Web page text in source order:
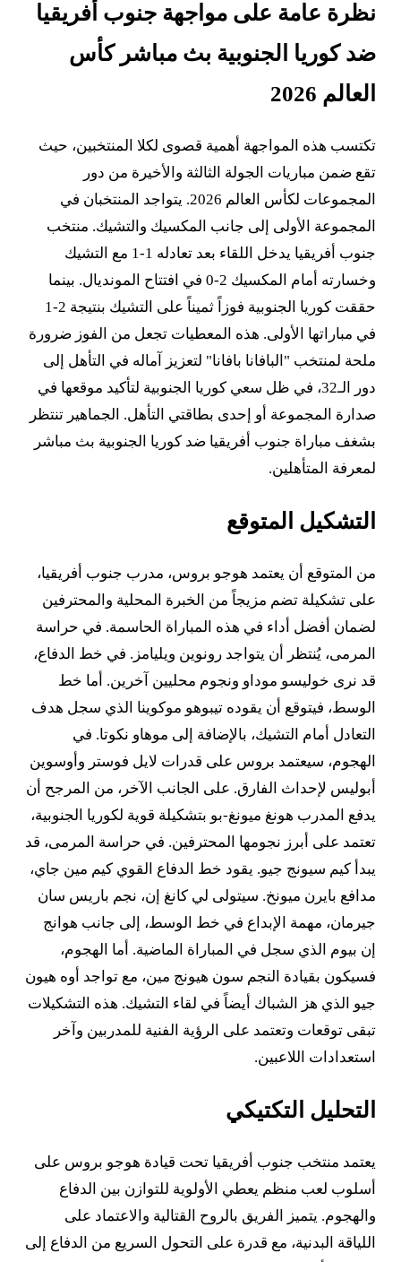
نظرة عامة على مواجهة جنوب أفريقيا
ضد كوريا الجنوبية بث مباشر كأس
العالم 2026
تكتسب هذه المواجهة أهمية قصوى لكلا المنتخبين، حيث
تقع ضمن مباريات الجولة الثالثة والأخيرة من دور
المجموعات لكأس العالم 2026. يتواجد المنتخبان في
المجموعة الأولى إلى جانب المكسيك والتشيك. منتخب
جنوب أفريقيا يدخل اللقاء بعد تعادله 1-1 مع التشيك
وخسارته أمام المكسيك 2-0 في افتتاح المونديال. بينما
حققت كوريا الجنوبية فوزاً ثميناً على التشيك بنتيجة 2-1
في مباراتها الأولى. هذه المعطيات تجعل من الفوز ضرورة
ملحة لمنتخب "البافانا بافانا" لتعزيز آماله في التأهل إلى
دور الـ32، في ظل سعي كوريا الجنوبية لتأكيد موقعها في
صدارة المجموعة أو إحدى بطاقتي التأهل. الجماهير تنتظر
بشغف مباراة جنوب أفريقيا ضد كوريا الجنوبية بث مباشر
لمعرفة المتأهلين.
التشكيل المتوقع
من المتوقع أن يعتمد هوجو بروس، مدرب جنوب أفريقيا،
على تشكيلة تضم مزيجاً من الخبرة المحلية والمحترفين
لضمان أفضل أداء في هذه المباراة الحاسمة. في حراسة
المرمى، يُنتظر أن يتواجد رونوين ويليامز. في خط الدفاع،
قد نرى خوليسو موداو ونجوم محليين آخرين. أما خط
الوسط، فيتوقع أن يقوده تيبوهو موكوينا الذي سجل هدف
التعادل أمام التشيك، بالإضافة إلى موهاو نكوتا. في
الهجوم، سيعتمد بروس على قدرات لايل فوستر وأوسوين
أبوليس لإحداث الفارق. على الجانب الآخر، من المرجح أن
يدفع المدرب هونغ ميونغ-بو بتشكيلة قوية لكوريا الجنوبية،
تعتمد على أبرز نجومها المحترفين. في حراسة المرمى، قد
يبدأ كيم سيونج جيو. يقود خط الدفاع القوي كيم مين جاي،
مدافع بايرن ميونخ. سيتولى لي كانغ إن، نجم باريس سان
جيرمان، مهمة الإبداع في خط الوسط، إلى جانب هوانج
إن بيوم الذي سجل في المباراة الماضية. أما الهجوم،
فسيكون بقيادة النجم سون هيونج مين، مع تواجد أوه هيون
جيو الذي هز الشباك أيضاً في لقاء التشيك. هذه التشكيلات
تبقى توقعات وتعتمد على الرؤية الفنية للمدربين وآخر
استعدادات اللاعبين.
التحليل التكتيكي
يعتمد منتخب جنوب أفريقيا تحت قيادة هوجو بروس على
أسلوب لعب منظم يعطي الأولوية للتوازن بين الدفاع
والهجوم. يتميز الفريق بالروح القتالية والاعتماد على
اللياقة البدنية، مع قدرة على التحول السريع من الدفاع إلى